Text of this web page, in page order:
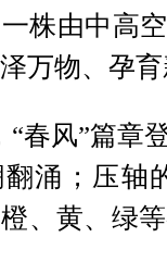
株由中高
万物、孕
“春风”篇章
涌；压轴
、黄、绿